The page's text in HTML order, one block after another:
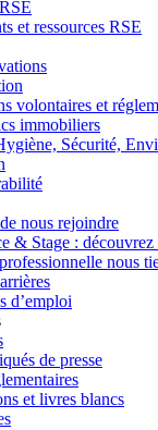
et ressources RSE
volontaires et
immobiliers
Sécurité,
nous rejoindre
& Stage :
nous
d’emploi
de presse
et livres blancs